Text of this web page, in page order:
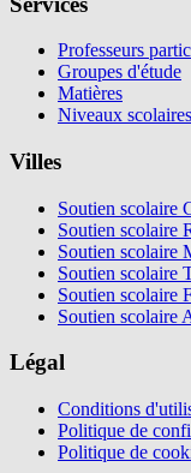
Professeurs
Groupes d'étude
Matières
Niveaux scolaires
Villes
Soutien scolaire
Soutien scolaire
Soutien scolaire
Soutien scolaire
Soutien scolaire
Soutien scolaire
Légal
Conditions
Politique de
Politique de